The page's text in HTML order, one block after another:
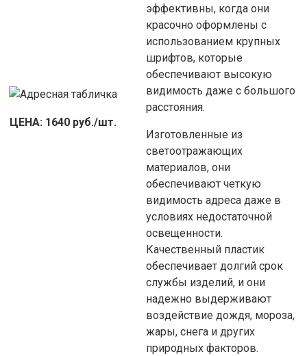
ЦЕНА: 1640 руб./шт.
эффективны, когда они
красочно оформлены с
использованием крупных
шрифтов, которые
обеспечивают высокую
видимость даже с большого
расстояния.
Изготовленные из
светоотражающих
материалов, они
обеспечивают четкую
видимость адреса даже в
условиях недостаточной
освещенности.
Качественный пластик
обеспечивает долгий срок
службы изделий, и они
надежно выдерживают
воздействие дождя, мороза,
жары, снега и других
природных факторов.